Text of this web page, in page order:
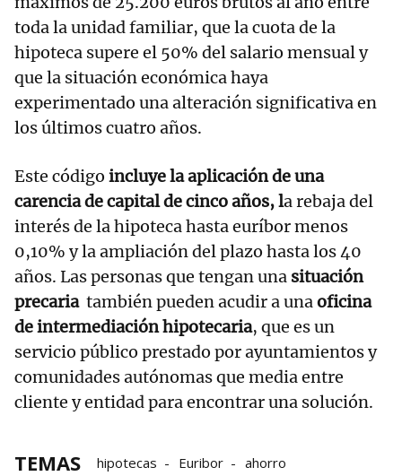
toda la unidad familiar, que la cuota de la
hipoteca supere el 50% del salario mensual y
que la situación económica haya
experimentado una alteración significativa en
los últimos cuatro años.
Este código incluye la aplicación de una
carencia de capital de cinco años, la rebaja del
interés de la hipoteca hasta euríbor menos
0,10% y la ampliación del plazo hasta los 40
años. Las personas que tengan una situación
precariatambién pueden acudir a unaoficina
de intermediación hipotecaria, que es un
servicio público prestado por ayuntamientos y
comunidades autónomas que media entre
cliente y entidad para encontrar una solución.
TEMAS hipotecas Euribor ahorro